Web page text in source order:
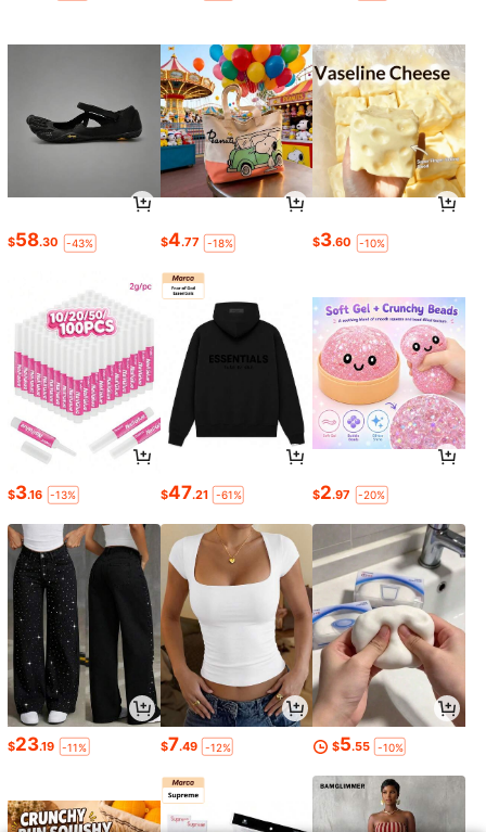
$58.30 -43% $4.77 -18% $3.60 -10%
$3.16 -13% $47.21 -61% $2.97 -20%
$23.19 -11% $7.49 -12% $5.55 -10%